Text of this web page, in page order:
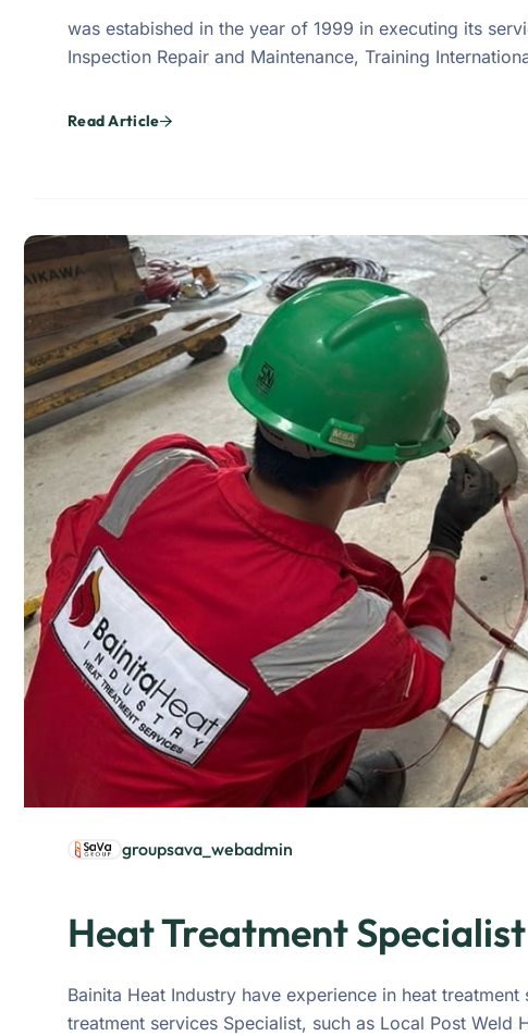
was estabished in the year of 1999 in executing its
Inspection Repair and Maintenance, Training
Read Article
groupsava_webadmin
Heat Treatment Specialist
Bainita Heat Industry have experience in heat
treatment services Specialist, such as Local Post Weld